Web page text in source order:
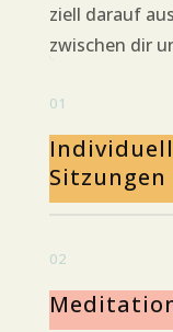
zi­ell dar­auf
zwi­schen dir
01
Sitzungen
02